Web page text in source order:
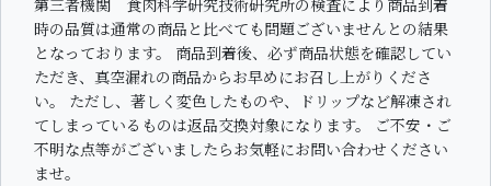
長寿祝い 高級肉ギフト 法人ギフト
LINEギフト ふるさと納税
第三者機関 食肉科学研究技術研究所の検査により商品到着
時の品質は通常の商品と比べても問題ございませんとの結果
となっております。 商品到着後、必ず商品状態を確認してい
ただき、真空漏れの商品からお早めにお召し上がりくださ
い。 ただし、著しく変色したものや、ドリップなど解凍され
てしまっているものは返品交換対象になります。 ご不安・ご
不明な点等がございましたらお気軽にお問い合わせください
ませ。